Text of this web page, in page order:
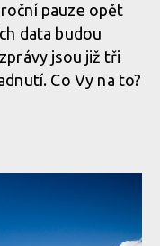
pauze opět
data budou
jsou již tři
Co Vy na to?